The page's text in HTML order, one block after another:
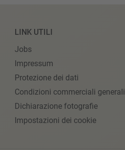
LINK UTILI
Jobs
Impressum
Protezione dei dati
Condizioni commerciali generali
Dichiarazione fotografie
Impostazioni dei cookie